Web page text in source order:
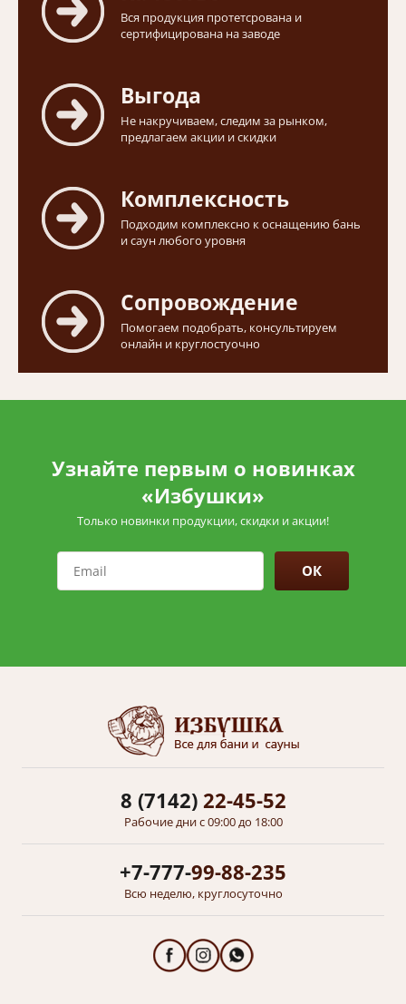
Вся продукция протетсрована и
сертифицирована на заводе
Выгода
Не накручиваем, следим за рынком,
предлагаем акции и скидки
Комплексность
Подходим комплексно к оснащению бань
и саун любого уровня
Сопровождение
Помогаем подобрать, консультируем
онлайн и круглостуочно
Узнайте первым о новинках
«Избушки»
Только новинки продукции, скидки и акции!
ОК
8 (7142)22-45-52
Рабочие дни с 09:00 до 18:00
+7-777-99-88-235
Всю неделю, круглосуточно